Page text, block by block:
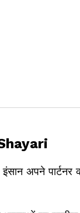
अपने पार्टनर